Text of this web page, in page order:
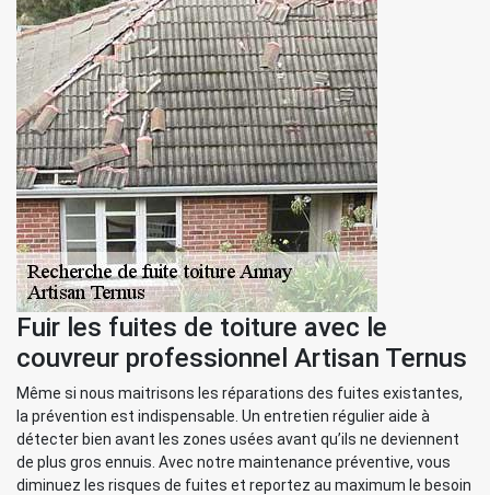
Fuir les fuites de toiture avec le
couvreur professionnel Artisan Ternus
Même si nous maitrisons les réparations des fuites existantes,
la prévention est indispensable. Un entretien régulier aide à
détecter bien avant les zones usées avant qu’ils ne deviennent
de plus gros ennuis. Avec notre maintenance préventive, vous
diminuez les risques de fuites et reportez au maximum le besoin